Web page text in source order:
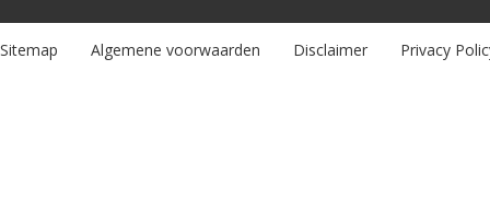
Sitemap Algemene voorwaarden Disclaimer Privacy